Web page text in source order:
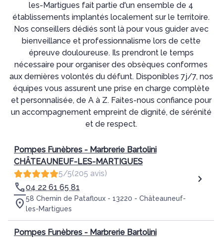
les-Martigues fait partie d'un ensemble de 4
établissements implantés localement sur le territoire.
Nos conseillers dédiés sont là pour vous guider avec
bienveillance et professionnalisme lors de cette
épreuve douloureuse. Ils prendront le temps
nécessaire pour organiser des obsèques conformes
aux dernières volontés du défunt. Disponibles 7j/7, nos
équipes vous assurent une prise en charge complète
et personnalisée, de A à Z. Faites-nous confiance pour
un accompagnement empreint de dignité, de sérénité
et de respect.
Pompes Funèbres - Marbrerie Bartolini
CHÂTEAUNEUF-LES-MARTIGUES
5/5(205 avis)
04 22 61 65 81
58 Chemin de Patafloux - 13220 - Châteauneuf-
les-Martigues
Pompes Funèbres - Marbrerie Bartolini